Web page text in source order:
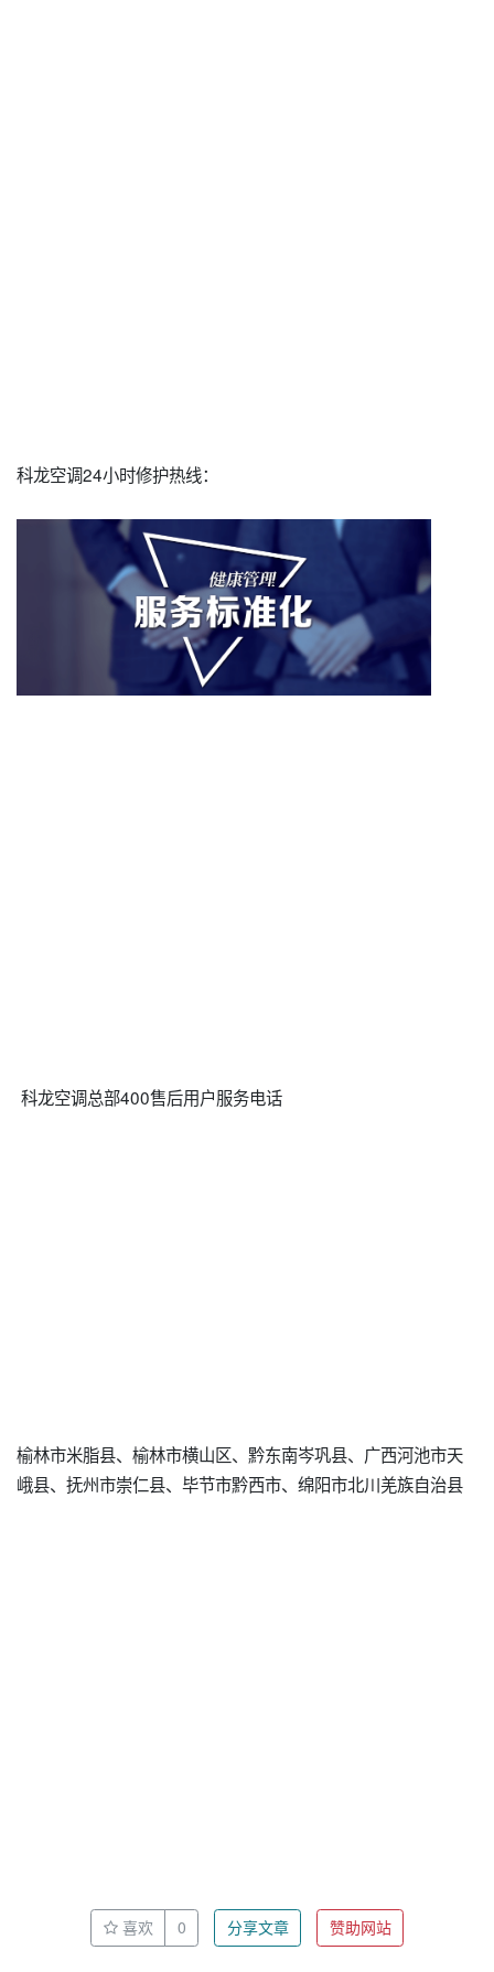
科龙空调24小时修护热线：
科龙空调总部400售后用户服务电话
榆林市米脂县、榆林市横山区、黔东南岑巩县、广西河池市天
峨县、抚州市崇仁县、毕节市黔西市、绵阳市北川羌族自治县
喜欢 0 分享文章 赞助网站